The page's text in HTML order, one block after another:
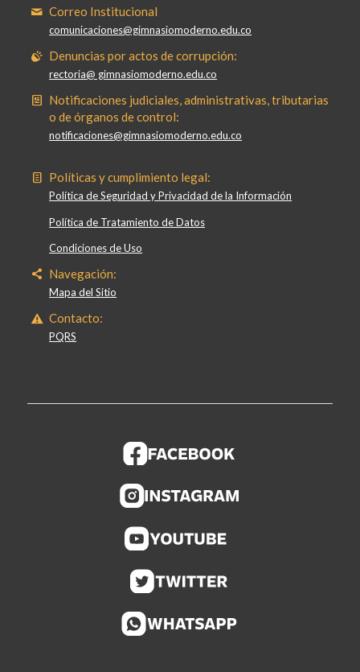
Correo Institucional
comunicaciones@gimnasiomoderno.edu.co
Denuncias por actos de corrupción:
rectoria@ gimnasiomoderno.edu.co
Notificaciones judiciales, administrativas, tributarias
o de órganos de control:
notificaciones@gimnasiomoderno.edu.co
Políticas y cumplimiento legal:
Política de Seguridad y Privacidad de la Información
Política de Tratamiento de Datos
Condiciones de Uso
Navegación:
Mapa del Sitio
Contacto:
PQRS